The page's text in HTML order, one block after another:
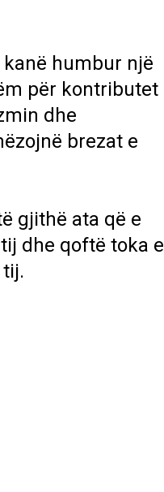
humbur një
për kontributet
dhe
brezat e
gjithë ata që e
dhe qoftë toka e